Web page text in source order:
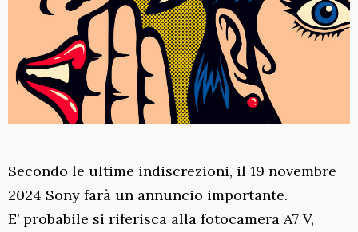
Secondo le ultime indiscrezioni, il 19 novembre
2024 Sony farà un annuncio importante.
E’ probabile si riferisca alla fotocamera A7 V,